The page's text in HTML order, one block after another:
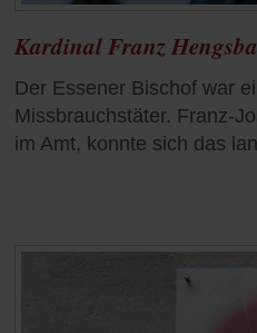
Kardinal Franz
Der Essener Bischof war
Missbrauchstäter. Franz-
im Amt, konnte sich das